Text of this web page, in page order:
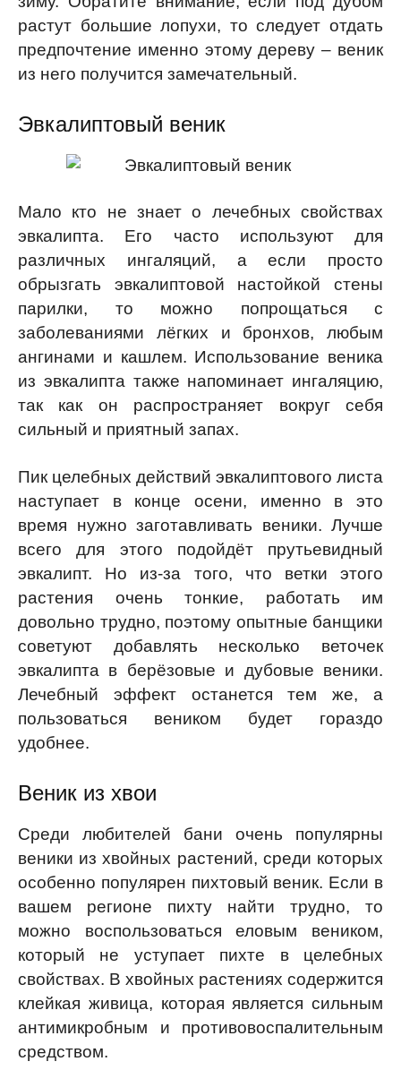
растут большие лопухи, то следует отдать
предпочтение именно этому дереву – веник
из него получится замечательный.
Эвкалиптовый веник
Мало кто не знает о лечебных свойствах
эвкалипта. Его часто используют для
различных ингаляций, а если просто
обрызгать эвкалиптовой настойкой стены
парилки, то можно попрощаться с
заболеваниями лёгких и бронхов, любым
ангинами и кашлем. Использование веника
из эвкалипта также напоминает ингаляцию,
так как он распространяет вокруг себя
сильный и приятный запах.
Пик целебных действий эвкалиптового листа
наступает в конце осени, именно в это
время нужно заготавливать веники. Лучше
всего для этого подойдёт прутьевидный
эвкалипт. Но из-за того, что ветки этого
растения очень тонкие, работать им
довольно трудно, поэтому опытные банщики
советуют добавлять несколько веточек
эвкалипта в берёзовые и дубовые веники.
Лечебный эффект останется тем же, а
пользоваться веником будет гораздо
удобнее.
Веник из хвои
Среди любителей бани очень популярны
веники из хвойных растений, среди которых
особенно популярен пихтовый веник. Если в
вашем регионе пихту найти трудно, то
можно воспользоваться еловым веником,
который не уступает пихте в целебных
свойствах. В хвойных растениях содержится
клейкая живица, которая является сильным
антимикробным и противовоспалительным
средством.